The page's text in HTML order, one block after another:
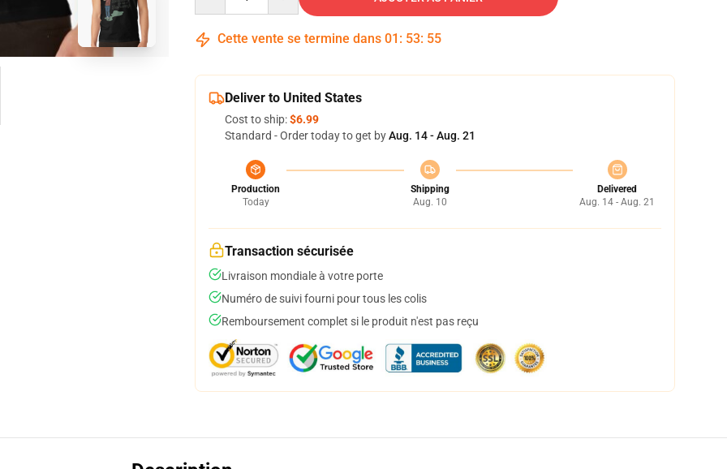
Cette vente se termine dans 01 : 53: 54
Deliver to United States
Cost to ship:$6.99
Standard - Order today to get byAug. 14 - Aug. 21
Production
Today
Shipping
Aug. 10
Delivered
Aug. 14 - Aug. 21
Transaction sécurisée
Livraison mondiale à votre porte
Numéro de suivi fourni pour tous les colis
Remboursement complet si le produit n'est pas reçu